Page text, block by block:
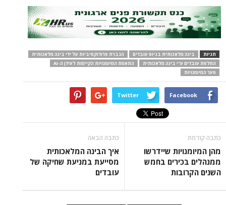
תגיות בינה מלאכותית בגיוס עובדים
הגברת פרודוקטיביות על ידי בינה מלאכותית
החלפת עובדים ע"י בינה מלאכותית
התאמת המיומנויות הקיימות לעידן ה-AI
פער המיומנויות
Facebook
Twitter
כתבה קודמת
מהן המיומנויות שיידרשו
ממנהלים בכירים בחמש
השנים הקרובות
כתבה הבאה
איך הבינה המלאכותית
מסייעת במניעת שחיקה של
עובדים